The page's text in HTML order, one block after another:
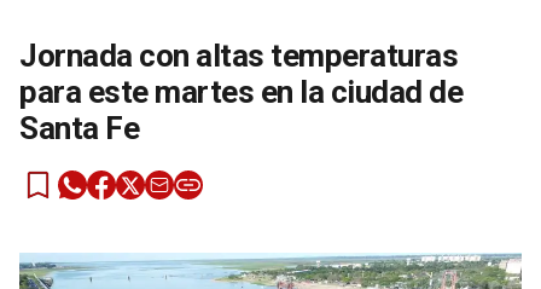
Jornada con altas temperaturas
para este martes en la ciudad de
Santa Fe